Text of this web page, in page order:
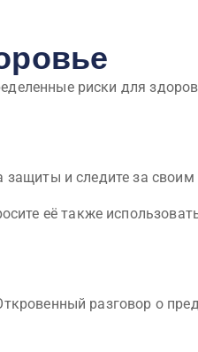
риски для
защиты и следите за своим
её также
разговор о